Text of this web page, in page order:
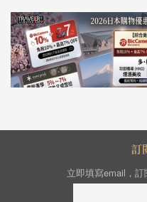
訂
立即填寫email，